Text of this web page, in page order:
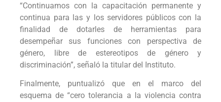
“Continuamos con la capacitación permanente y
continua para las y los servidores públicos con la
finalidad de dotarles de herramientas para
desempeñar sus funciones con perspectiva de
género, libre de estereotipos de género y
discriminación”, señaló la titular del Instituto.
Finalmente, puntualizó que en el marco del
esquema de “cero tolerancia a la violencia contra